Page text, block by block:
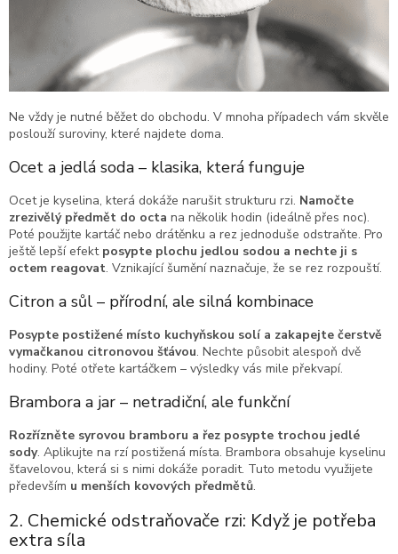
Ne vždy je nutné běžet do obchodu. V mnoha případech vám skvěle
poslouží suroviny, které najdete doma.
Ocet a jedlá soda – klasika, která funguje
Ocet je kyselina, která dokáže narušit strukturu rzi. Namočte
zrezivělý předmět do octa na několik hodin (ideálně přes noc).
Poté použijte kartáč nebo drátěnku a rez jednoduše odstraňte. Pro
ještě lepší efekt posypte plochu jedlou sodou a nechte ji s
octem reagovat. Vznikající šumění naznačuje, že se rez rozpouští.
Citron a sůl – přírodní, ale silná kombinace
Posypte postižené místo kuchyňskou solí a zakapejte čerstvě
vymačkanou citronovou šťávou. Nechte působit alespoň dvě
hodiny. Poté otřete kartáčkem – výsledky vás mile překvapí.
Brambora a jar – netradiční, ale funkční
Rozřízněte syrovou bramboru a řez posypte trochou jedlé
sody. Aplikujte na rzí postižená místa. Brambora obsahuje kyselinu
šťavelovou, která si s nimi dokáže poradit. Tuto metodu využijete
především u menších kovových předmětů.
2. Chemické odstraňovače rzi: Když je potřeba
extra síla